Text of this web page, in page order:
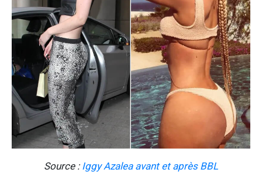
Source : Iggy Azalea avant et après BBL